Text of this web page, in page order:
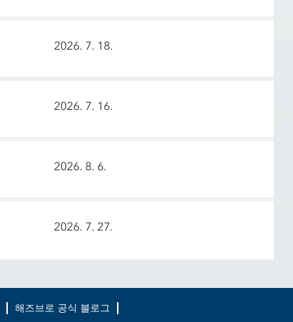
2026. 7. 18.
2026. 7. 16.
2026. 8. 6.
2026. 7. 27.
해즈브로 공식 블로그